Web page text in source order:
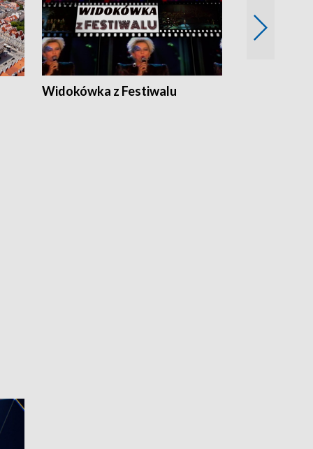
Widokówka z Festiwalu